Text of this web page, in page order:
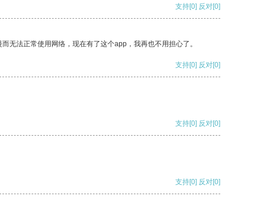
支持[0] 反对[0]
无法正常使用网络，现在有了这个app，我再也不用担心了。
支持[0] 反对[0]
支持[0] 反对[0]
支持[0] 反对[0]